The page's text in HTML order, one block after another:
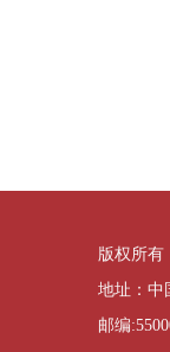
版权所有
地址：中
邮编